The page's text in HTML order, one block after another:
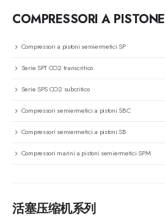
COMPRESSORI A PISTONE
Compressori a pistoni semiermetici SP
Serie SPT CO2 transcritico
Serie SPS CO2 subcritico
Compressori semiermetici a pistoni SBC
Compressori semiermetici a pistoni SB
Compressori marini a pistoni semiermetici SPM
活塞压缩机系列